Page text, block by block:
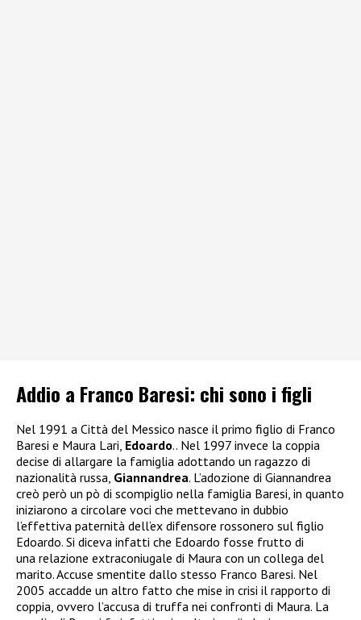
Addio a Franco Baresi: chi sono i figli
Nel 1991 a Città del Messico nasce il primo figlio di Franco
Baresi e Maura Lari, Edoardo.. Nel 1997 invece la coppia
decise di allargare la famiglia adottando un ragazzo di
nazionalità russa, Giannandrea. L’adozione di Giannandrea
creò però un pò di scompiglio nella famiglia Baresi, in quanto
iniziarono a circolare voci che mettevano in dubbio
l’effettiva paternità dell’ex difensore rossonero sul figlio
Edoardo. Si diceva infatti che Edoardo fosse frutto di
una relazione extraconiugale di Maura con un collega del
marito. Accuse smentite dallo stesso Franco Baresi. Nel
2005 accadde un altro fatto che mise in crisi il rapporto di
coppia, ovvero l’accusa di truffa nei confronti di Maura. La